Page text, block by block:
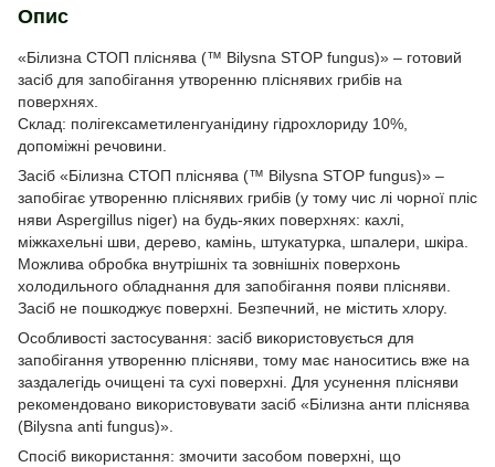
Опис
«Білизна СТОП пліснява (™ Bilysna STOP fungus)» – готовий
засіб для запобігання утворенню пліснявих грибів на
поверхнях.
Склад: полігексаметиленгуанідину гідрохлориду 10%,
допоміжні речовини.
Засіб «Білизна СТОП пліснява (™ Bilysna STOP fungus)» –
запобігає утворенню пліснявих грибів (у тому чис лі чорної пліс
няви Aspergillus niger) на будь-яких поверхнях: кахлі,
міжкахельні шви, дерево, камінь, штукатурка, шпалери, шкіра.
Можлива обробка внутрішніх та зовнішніх поверхонь
холодильного обладнання для запобігання появи плісняви.
Засіб не пошкоджує поверхні. Безпечний, не містить хлору.
Особливості застосування: засіб використовується для
запобігання утворенню плісняви, тому має наноситись вже на
заздалегідь очищені та сухі поверхні. Для усунення плісняви
рекомендовано використовувати засіб «Білизна анти пліснява
(Bilysna anti fungus)».
Спосіб використання: змочити засобом поверхні, що